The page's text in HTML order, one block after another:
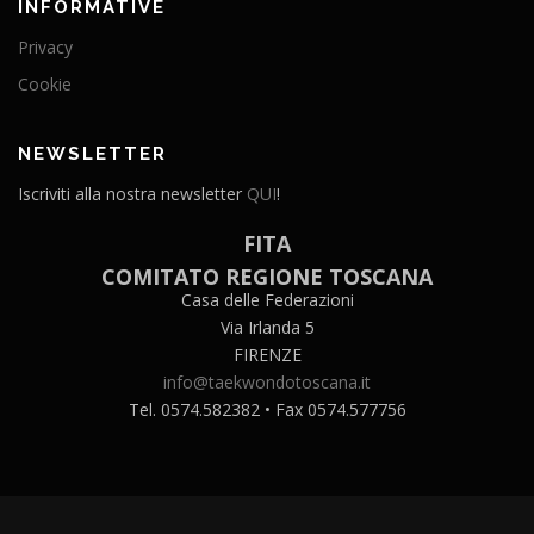
INFORMATIVE
Privacy
Cookie
NEWSLETTER
Iscriviti alla nostra newsletter QUI!
FITA
COMITATO REGIONE TOSCANA
Casa delle Federazioni
Via Irlanda 5
FIRENZE
info@taekwondotoscana.it
Tel. 0574.582382 • Fax 0574.577756